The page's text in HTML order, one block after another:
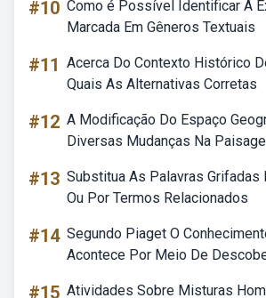
#10 Como é Possível Identificar A
Marcada Em Gêneros Textuais
#11 Acerca Do Contexto Histórico
Quais As Alternativas Corretas
#12 A Modificação Do Espaço
Diversas Mudanças Na
#13 Substitua As Palavras Grifadas
Ou Por Termos Relacionados
#14 Segundo Piaget O
Acontece Por Meio De
#15 Atividades Sobre Misturas